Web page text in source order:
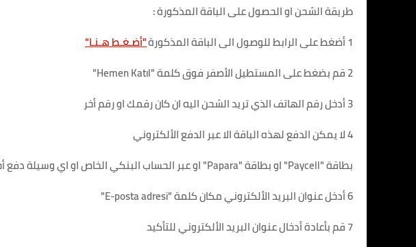
طريقة الشحن او الحصول على الباقة المذكورة :
1 أضغط على الرابط للوصول الى الباقة المذكورة
"أضـغـط هـنـا"
2 قم بضغط على المستطيل الأصفر فوق كلمة "Hemen Katıl"
3 أدخل رقم الهاتف الذي تريد الشحن اليه ان كان رقمك او رقم أخر
4 لا يمكن الدفع لهذه الباقة الا عبر الدفع الألكتروني
بطاقة "Paycell" او بطاقة "Papara" او عبر الحساب البنكي الخاص او اي وسيلة دفع أخرى
6 أدخل عنوان البريد الألكتروني مكان كلمة "E-posta adresi"
7 قم بأعادة أدخال عنوان البريد الألكتروني للتأكيد